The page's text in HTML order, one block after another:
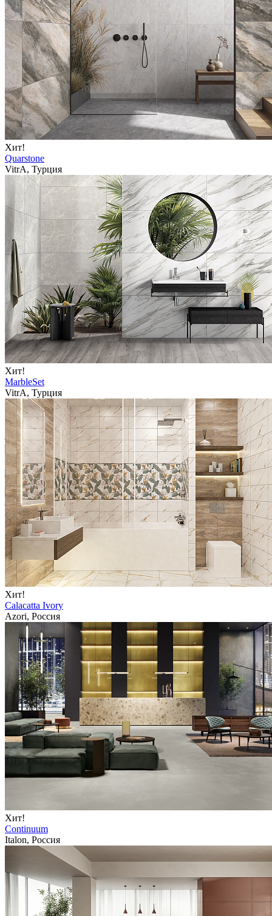
Хит!
Quarstone
VitrA, Турция
Хит!
MarbleSet
VitrA, Турция
Хит!
Calacatta Ivory
Azori, Россия
Хит!
Continuum
Italon, Россия